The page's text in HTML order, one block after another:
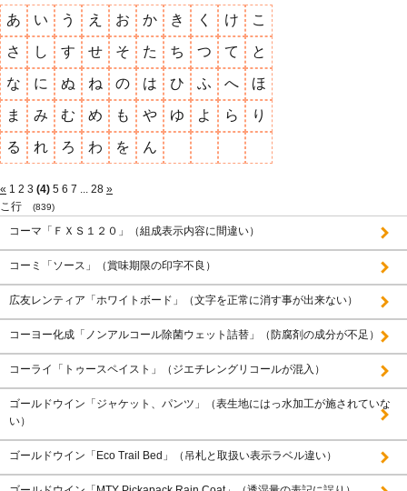
あ い う え お か き く け こ
さ し す せ そ た ち つ て と
な に ぬ ね の は ひ ふ へ ほ
ま み む め も や ゆ よ ら り
る れ ろ わ を ん
« 1 2 3 (4) 5 6 7 ... 28 »
こ行
(839)
コーマ「ＦＸＳ１２０」（組成表示内容に間違い）
コーミ「ソース」（賞味期限の印字不良）
広友レンティア「ホワイトボード」（文字を正常に消す事が出来ない）
コーヨー化成「ノンアルコール除菌ウェット詰替」（防腐剤の成分が不足）
コーライ「トゥースペイスト」（ジエチレングリコールが混入）
ゴールドウイン「ジャケット、パンツ」（表生地にはっ水加工が施されていな
い）
ゴールドウイン「Eco Trail Bed」（吊札と取扱い表示ラベル違い）